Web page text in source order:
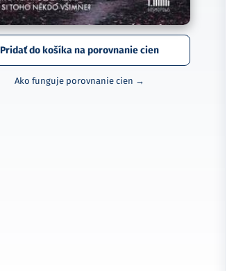
Pridať do košíka na porovnanie cien
Ako funguje porovnanie cien →